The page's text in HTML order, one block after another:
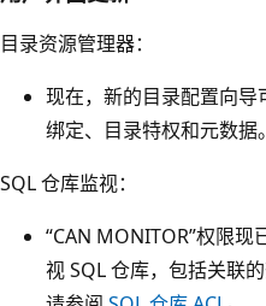
目录资源管理器：
现在，新的目录配置向
绑定、目录特权和元数据。
SQL 仓库监视：
“CAN MONITOR”权限
视 SQL 仓库，包括关联